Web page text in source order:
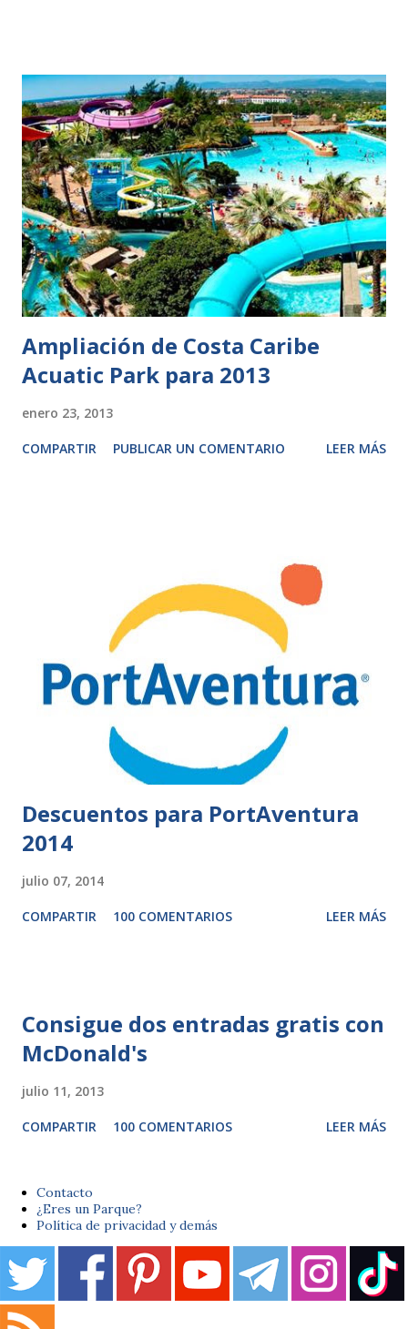
Ampliación de Costa Caribe
Acuatic Park para 2013
enero 23, 2013
COMPARTIR PUBLICAR UN COMENTARIO LEER MÁS
Descuentos para PortAventura
2014
julio 07, 2014
COMPARTIR 100 COMENTARIOS LEER MÁS
Consigue dos entradas gratis con
McDonald's
julio 11, 2013
COMPARTIR 100 COMENTARIOS LEER MÁS
Contacto
¿Eres un Parque?
Política de privacidad y demás